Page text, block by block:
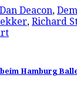
Dan Deacon,
, Richard
Hamburg